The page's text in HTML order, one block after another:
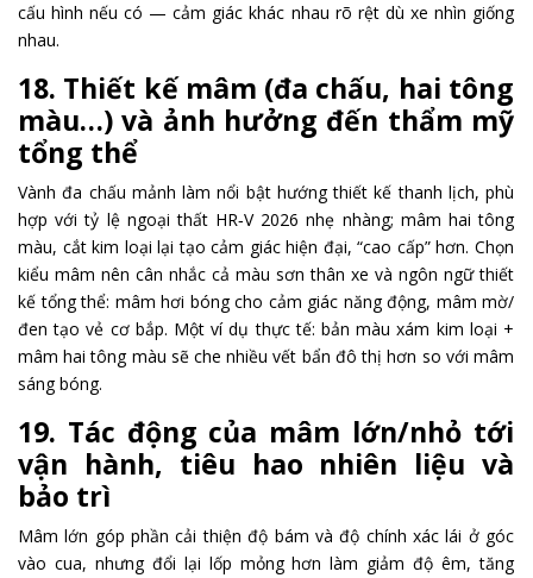
cấu hình nếu có — cảm giác khác nhau rõ rệt dù xe nhìn giống
nhau.
18. Thiết kế mâm (đa chấu, hai tông
màu…) và ảnh hưởng đến thẩm mỹ
tổng thể
Vành đa chấu mảnh làm nổi bật hướng thiết kế thanh lịch, phù
hợp với tỷ lệ ngoại thất HR‑V 2026 nhẹ nhàng; mâm hai tông
màu, cắt kim loại lại tạo cảm giác hiện đại, “cao cấp” hơn. Chọn
kiểu mâm nên cân nhắc cả màu sơn thân xe và ngôn ngữ thiết
kế tổng thể: mâm hơi bóng cho cảm giác năng động, mâm mờ/
đen tạo vẻ cơ bắp. Một ví dụ thực tế: bản màu xám kim loại +
mâm hai tông màu sẽ che nhiều vết bẩn đô thị hơn so với mâm
sáng bóng.
19. Tác động của mâm lớn/nhỏ tới
vận hành, tiêu hao nhiên liệu và
bảo trì
Mâm lớn góp phần cải thiện độ bám và độ chính xác lái ở góc
vào cua, nhưng đổi lại lốp mỏng hơn làm giảm độ êm, tăng